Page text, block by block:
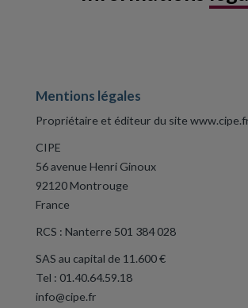
Mentions légales
Propriétaire et éditeur du site
CIPE
56 avenue Henri Ginoux
92120 Montrouge
France
RCS : Nanterre 501 384 028
SAS au capital de 11.600 €
Tel : 01.40.64.59.18
info@cipe.fr